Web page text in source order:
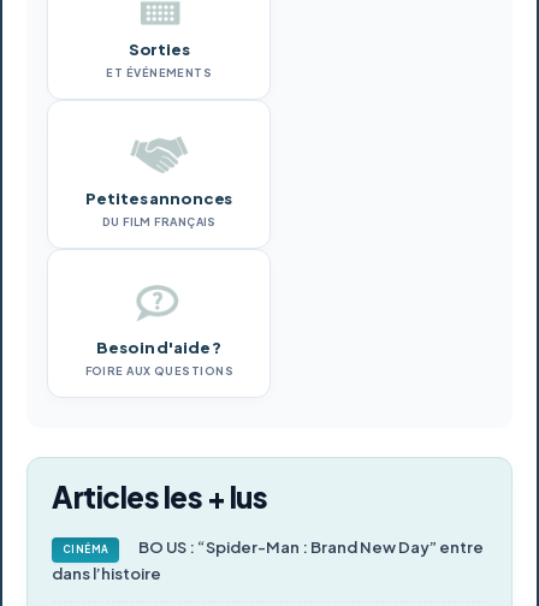
Sorties
ET ÉVÉNEMENTS
Petites annonces
DU FILM FRANÇAIS
Besoin d'aide ?
FOIRE AUX QUESTIONS
Articles les + lus
CINÉMA
BO US : “Spider-Man : Brand New Day” entre
dans l’histoire